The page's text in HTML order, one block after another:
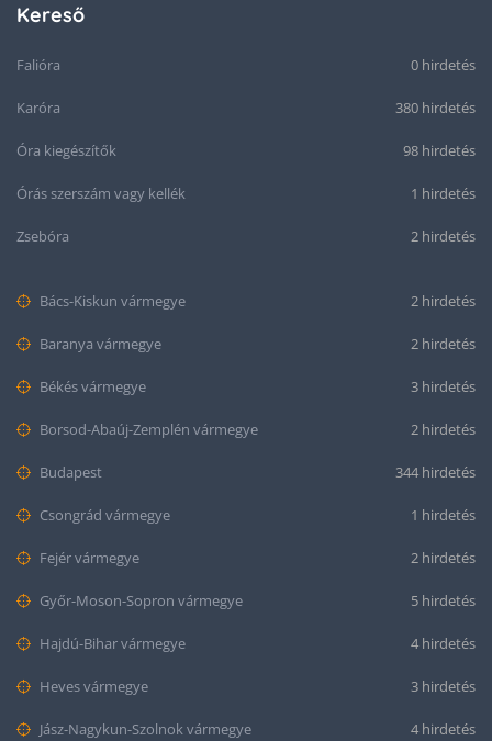
Kereső
Falióra 0 hirdetés
Karóra 380 hirdetés
Óra kiegészítők 98 hirdetés
Órás szerszám vagy kellék 1 hirdetés
Zsebóra 2 hirdetés
Bács-Kiskun vármegye 2 hirdetés
Baranya vármegye 2 hirdetés
Békés vármegye 3 hirdetés
Borsod-Abaúj-Zemplén vármegye 2 hirdetés
Budapest 344 hirdetés
Csongrád vármegye 1 hirdetés
Fejér vármegye 2 hirdetés
Győr-Moson-Sopron vármegye 5 hirdetés
Hajdú-Bihar vármegye 4 hirdetés
Heves vármegye 3 hirdetés
Jász-Nagykun-Szolnok vármegye 4 hirdetés